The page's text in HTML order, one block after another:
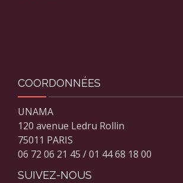
COORDONNÉES
UNAMA
120 avenue Ledru Rollin
75011 PARIS
06 72 06 21 45 / 01 44 68 18 00
SUIVEZ-NOUS